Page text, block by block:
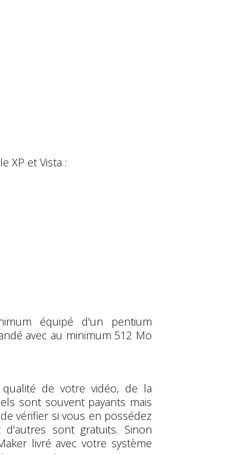
XP et Vista :
équipé d'un pentium
avec au minimum 512 Mo
de votre vidéo, de la
sont souvent payants mais
vérifier si vous en possédez
sont gratuits. Sinon
livré avec votre système